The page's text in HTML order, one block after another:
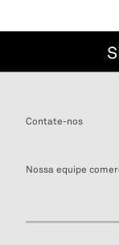
Contate-nos
Nossa equipe